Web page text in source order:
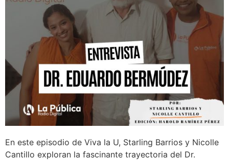
En este episodio de Viva la U, Starling Barrios y Nicolle
Cantillo exploran la fascinante trayectoria del Dr.